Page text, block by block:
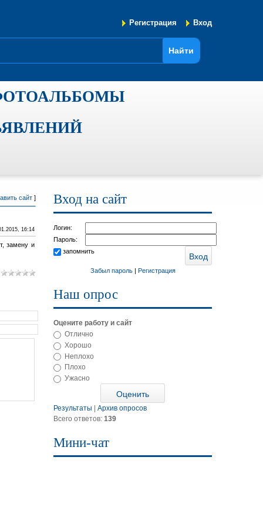
Регистрация Вход
сайт ]
16:14
замену и
Вход на сайт
Логин:
Пароль:
запомнить
Забыл пароль| Регистрация
Наш опрос
Оцените работу и сайт
Отлично
Хорошо
Неплохо
Плохо
Ужасно
Результаты
Архив опросов
Всего ответов: 139
Мини-чат